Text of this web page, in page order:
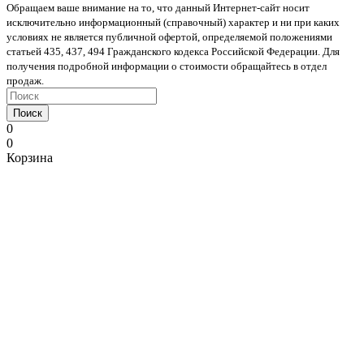
Обращаем ваше внимание на то, что данный Интернет-сайт носит
исключительно информационный (справочный) характер и ни при каких
условиях не является публичной офертой, определяемой положениями
статьей 435, 437, 494 Гражданского кодекса Российской Федерации. Для
получения подробной информации о стоимости обращайтесь в отдел
продаж.
Поиск
0
0
Корзина